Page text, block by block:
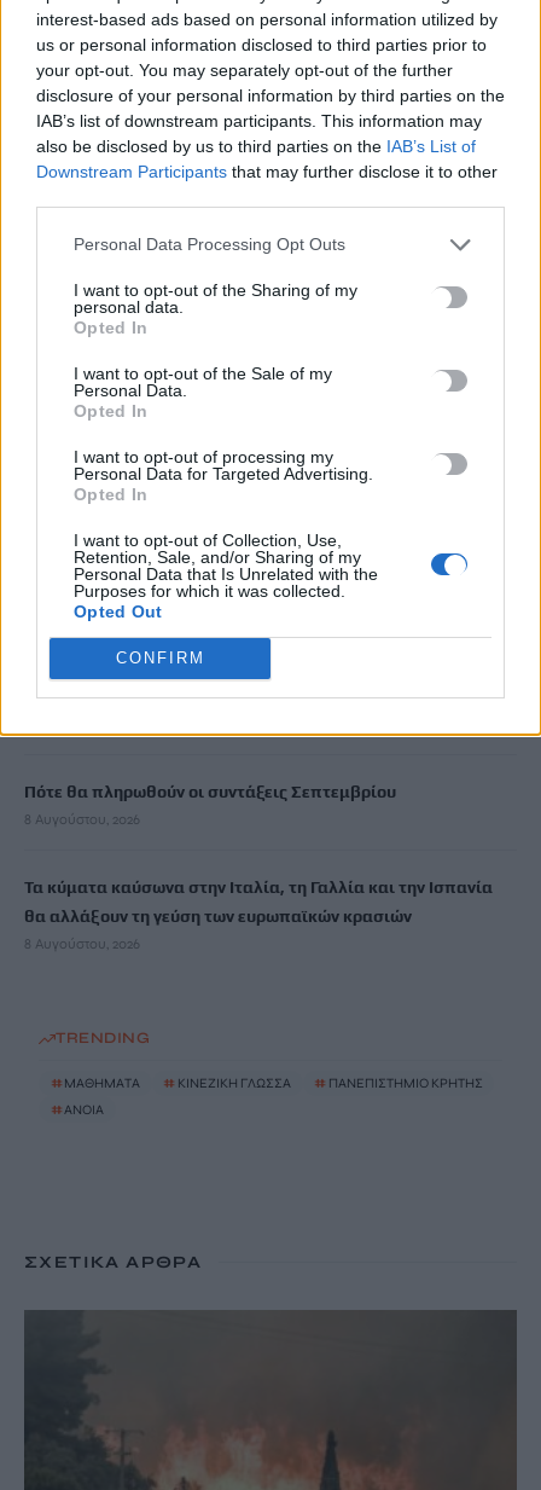
interest-based ads based on personal information utilized by
us or personal information disclosed to third parties prior to
your opt-out. You may separately opt-out of the further
disclosure of your personal information by third parties on the
IAB’s list of downstream participants. This information may
also be disclosed by us to third parties on the IAB’s List of
Downstream Participants that may further disclose it to other
Personal Data Processing Opt Outs
I want to opt-out of the Sharing of my
personal data.
Opted In
I want to opt-out of the Sale of my
Personal Data.
Opted In
I want to opt-out of processing my
Personal Data for Targeted Advertising.
Opted In
I want to opt-out of Collection, Use,
Retention, Sale, and/or Sharing of my
Personal Data that Is Unrelated with the
Purposes for which it was collected.
Opted Out
CONFIRM
Στις 19 Αυγούστου η γενική συνέλευση του συλλόγου
κρεοπωλών Χανίων
8 Αυγούστου, 2026
Νέος κύκλος μαθημάτων Κινεζικής Γλώσσας στο
Άνοια: Ποια είναι τα επαγγέλματα που προστατεύουν τον
εγκέφαλο
Επίδομα €391 από τον ΟΠΕΚΑ, χωρίς εισοδηματικά κριτήρια:
Η προϋπόθεση
8 Αυγούστου, 2026
Θεατρική αφήγηση «Έρευσεν ύδωρ» στο Δημοτικό Σχολείο
Κεφαλά
8 Αυγούστου, 2026
18χρονος έσπασε παγκόσμιο ρεκόρ ως ο νεότερος άνδρας
καθηγητής -Διδάσκει συνομηλίκους του
Πότε θα πληρωθούν οι συντάξεις Σεπτεμβρίου
8 Αυγούστου, 2026
Τα κύματα καύσωνα στην Ιταλία, τη Γαλλία και την Ισπανία
θα αλλάξουν τη γεύση των ευρωπαϊκών κρασιών
8 Αυγούστου, 2026
TRENDING
# ΜΑΘΗΜΑΤΑ # ΚΙΝΕΖΙΚΗ ΓΛΩΣΣΑ # ΠΑΝΕΠΙΣΤΗΜΙΟ ΚΡΗΤΗΣ
# ΑΝΟΙΑ
ΣΧΕΤΙΚΆ ΆΡΘΡΑ